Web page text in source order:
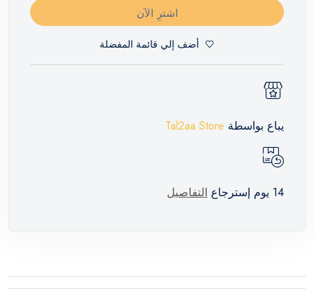
اشترِ الآن
أضف إلي قائمة المفضلة
يباع بواسطة Tal2aa Store
14 يوم إسترجاع التفاصيل